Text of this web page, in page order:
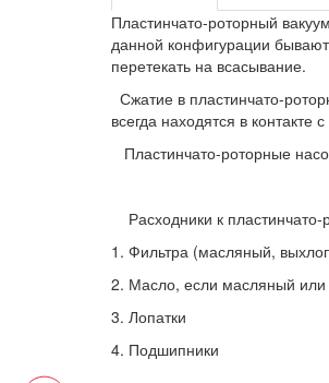
Пластинчато-роторный
данной конфигурации
перетекать на всасывание.
Сжатие в пластинчато-
всегда находятся в
Пластинчато-роторные
Расходники к
1. Фильтра (масляный,
2. Масло, если масляный
3. Лопатки
4. Подшипники